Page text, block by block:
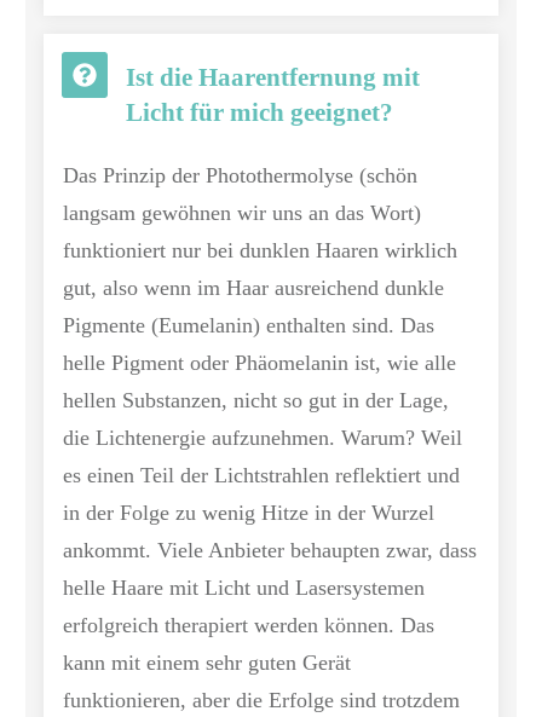
Ist die Haarentfernung mit
Licht für mich geeignet?
Das Prinzip der Photothermolyse (schön
langsam gewöhnen wir uns an das Wort)
funktioniert nur bei dunklen Haaren wirklich
gut, also wenn im Haar ausreichend dunkle
Pigmente (Eumelanin) enthalten sind. Das
helle Pigment oder Phäomelanin ist, wie alle
hellen Substanzen, nicht so gut in der Lage,
die Lichtenergie aufzunehmen. Warum? Weil
es einen Teil der Lichtstrahlen reflektiert und
in der Folge zu wenig Hitze in der Wurzel
ankommt. Viele Anbieter behaupten zwar, dass
helle Haare mit Licht und Lasersystemen
erfolgreich therapiert werden können. Das
kann mit einem sehr guten Gerät
funktionieren, aber die Erfolge sind trotzdem